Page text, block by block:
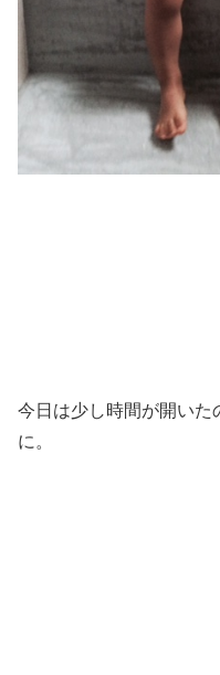
今日は少し時間が開いた
に。